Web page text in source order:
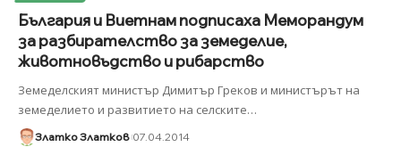
България и Виетнам подписаха Меморандум
за разбирателство за земеделие,
животновъдство и рибарство
Земеделският министър Димитър Греков и министърът на
земеделието и развитието на селските…
Златко Златков 07.04.2014